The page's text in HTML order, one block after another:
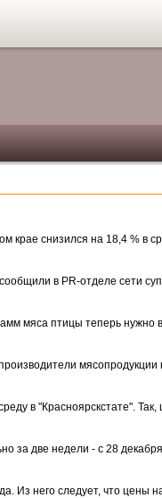
крае снизился на 18,4 % в
в PR-отделе сети
мяса птицы теперь нужно
в "Красноярскстате". Так,
за две недели - с 28
Из него следует, что цены